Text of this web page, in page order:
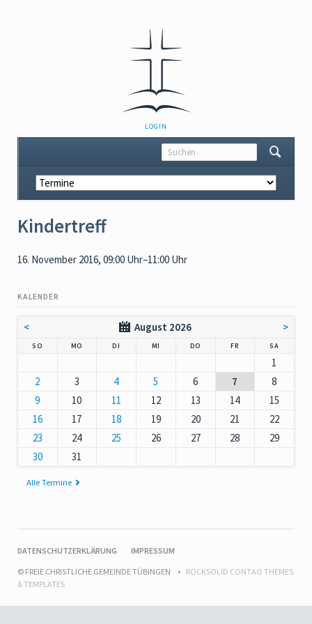
NAVIGATION
ÜBERSPRINGEN
LOGIN
Navigation
überspringen
Kindertreff
16. November 2016, 09:00 Uhr–11:00 Uhr
KALENDER
< August 2026 >
SO MO DI MI DO NNERSTAG
FR SAMSTAG
1
2
3 4 5 6 7
8
9
10 11 12 13 14
15
16
17 18 19 20 21
22
23
24 25 26 27 28
29
30
31
Alle Termine
NAVIGATION
DATENSCHUTZERKLÄRUNG
IMPRESSUM
© FREIE CHRISTLICHE GEMEINDE TÜBINGEN
ROCKSOLID CONTAO THEMES
& TEMPLATES